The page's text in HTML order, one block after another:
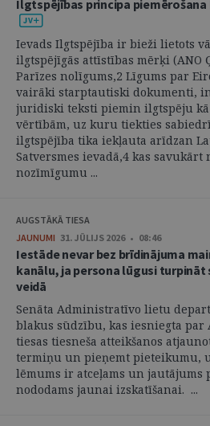
Ilgtspējības principa
Ievads Ilgtspējība ir bieži lietots
ilgtspējīgās attīstības mērķi (ANO
Parīzes nolīgums,2 Līgums par
vairāki starptautiski dokumenti,
juridiski teksti piemin ilgtspēju
vērtībām, uz kuru tiekties
ilgtspējība tika iekļauta arīdzan
Satversmes ievadā,4 kas
nozīmīgumu ...
AUGSTĀKĀ TIESA
JAUNUMI 31. JŪLIJS 2026 • 08:46
Iestāde nevar bez brīdinājuma
kanālu, ja persona lūgusi
veidā
Senāta Administratīvo lietu
blakus sūdzību, kas iesniegta
tiesas tiesneša atteikšanos
termiņu un pieņemt pieteikumu,
lēmums ir atceļams un
nododams jaunai izskatīšanai. ...